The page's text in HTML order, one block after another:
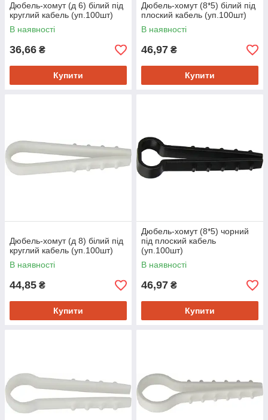
Дюбель-хомут (д 6) білий під
круглий кабель (уп.100шт)
В наявності
36,66 ₴
Купити
Дюбель-хомут (8*5) білий під
плоский кабель (уп.100шт)
В наявності
46,97 ₴
Купити
Дюбель-хомут (д 8) білий під
круглий кабель (уп.100шт)
В наявності
44,85 ₴
Купити
Дюбель-хомут (8*5) чорний
під плоский кабель
(уп.100шт)
В наявності
46,97 ₴
Купити